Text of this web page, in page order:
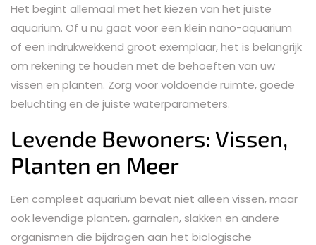
Het begint allemaal met het kiezen van het juiste
aquarium. Of u nu gaat voor een klein nano-aquarium
of een indrukwekkend groot exemplaar, het is belangrijk
om rekening te houden met de behoeften van uw
vissen en planten. Zorg voor voldoende ruimte, goede
beluchting en de juiste waterparameters.
Levende Bewoners: Vissen,
Planten en Meer
Een compleet aquarium bevat niet alleen vissen, maar
ook levendige planten, garnalen, slakken en andere
organismen die bijdragen aan het biologische